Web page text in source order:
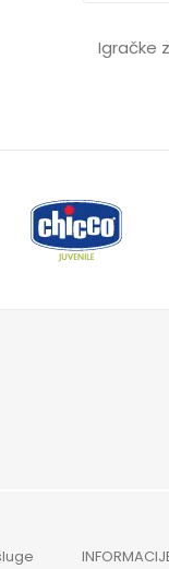
Igračke